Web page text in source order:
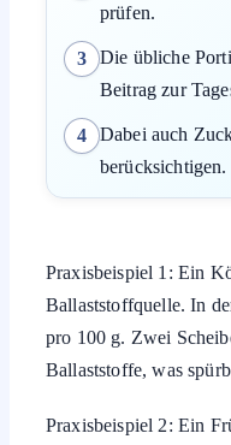
prüfen.
3
Die übliche
Beitrag zur
4
Dabei auch
berücksichtigen.
Praxisbeispiel 1: Ein
Ballaststoffquelle. In
pro 100 g. Zwei
Ballaststoffe, was
Praxisbeispiel 2: Ein